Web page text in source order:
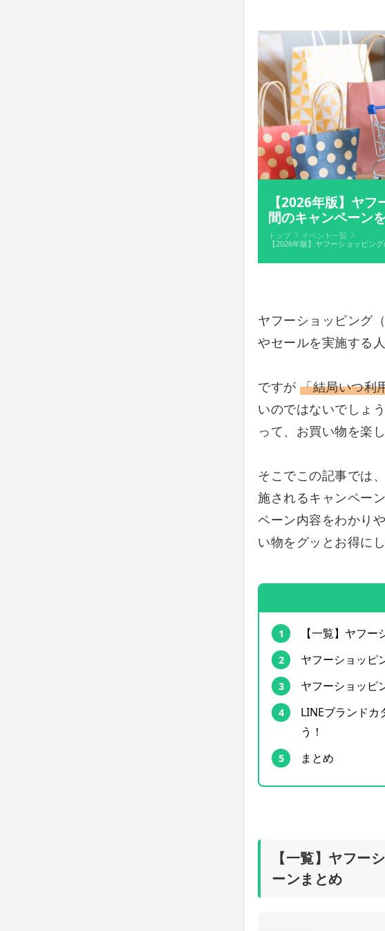
【2026年版】ヤ
間のキャンペーン
トップ
イベント一覧
【2026年版】ヤフーショッピン
ヤフーショッピング
やセールを実施する
ですが「結局いつ利
いのではないでしょ
って、お買い物を楽
そこでこの記事では、
施されるキャンペー
ペーン内容をわかり
い物をグッとお得に
【一覧】ヤフ
ヤフーショッピ
ヤフーショッピ
LINEブランドカ
う！
まとめ
【一覧】ヤフー
ーンまとめ